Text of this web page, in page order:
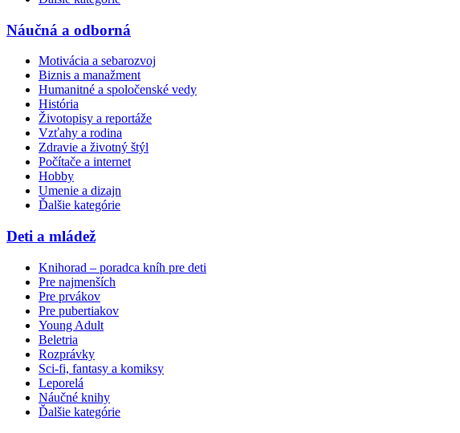
Náučná a odborná
Motivácia a sebarozvoj
Biznis a manažment
Humanitné a spoločenské vedy
História
Životopisy a reportáže
Vzťahy a rodina
Zdravie a životný štýl
Počítače a internet
Hobby
Umenie a dizajn
Ďalšie kategórie
Deti a mládež
Knihorad – poradca kníh pre deti
Pre najmenších
Pre prvákov
Pre pubertiakov
Young Adult
Beletria
Rozprávky
Sci-fi, fantasy a komiksy
Leporelá
Náučné knihy
Ďalšie kategórie